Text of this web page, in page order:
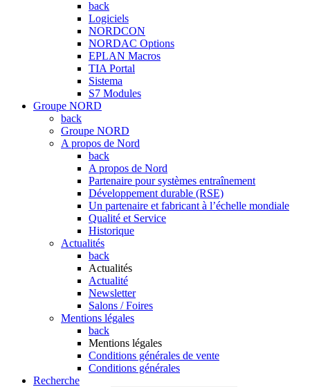
back
Logiciels
NORDCON
NORDAC Options
EPLAN Macros
TIA Portal
Sistema
S7 Modules
Groupe NORD
back
Groupe NORD
A propos de Nord
back
A propos de Nord
Partenaire pour systèmes entraînement
Développement durable (RSE)
Un partenaire et fabricant à l’échelle mondiale
Qualité et Service
Historique
Actualités
back
Actualités
Actualité
Newsletter
Salons / Foires
Mentions légales
back
Mentions légales
Conditions générales de vente
Conditions générales
Recherche